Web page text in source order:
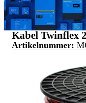
Kabel Twinflex
Artikelnummer: